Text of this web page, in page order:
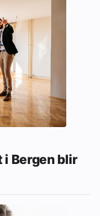
i Bergen blir